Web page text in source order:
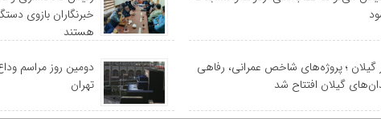
خبرنگاران بازوی
هستند
گیلان ؛ پروژه‌های شاخص عمرانی، رفاهی
گیلان افتتاح شد
دومین روز مراسم
تهران